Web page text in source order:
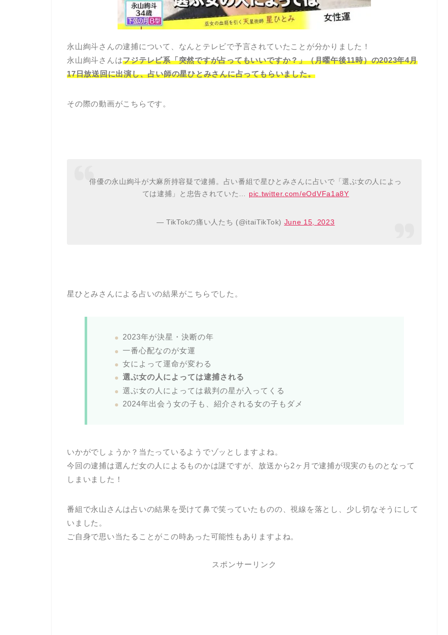
永山絢斗さんの逮捕について、なんとテレビで予言されていたことが分かりました！
永山絢斗さんはフジテレビ系「突然ですが占ってもいいですか？」（月曜午後11時）の2023年4月
17日放送回に出演し、占い師の星ひとみさんに占ってもらいました。
その際の動画がこちらです。
俳優の永山絢斗が大麻所持容疑で逮捕。占い番組で星ひとみさんに占いで「選ぶ女の人によっ
ては逮捕」と忠告されていた… pic.twitter.com/eOdVFa1a8Y
— TikTokの痛い人たち (@itaiTikTok) June 15, 2023
星ひとみさんによる占いの結果がこちらでした。
2023年が決星・決断の年
一番心配なのが女運
女によって運命が変わる
選ぶ女の人によっては逮捕される
選ぶ女の人によっては裁判の星が入ってくる
2024年出会う女の子も、紹介される女の子もダメ
いかがでしょうか？当たっているようでゾッとしますよね。
今回の逮捕は選んだ女の人によるものかは謎ですが、放送から2ヶ月で逮捕が現実のものとなって
しまいました！
番組で永山さんは占いの結果を受けて鼻で笑っていたものの、視線を落とし、少し切なそうにして
いました。
ご自身で思い当たることがこの時あった可能性もありますよね。
スポンサーリンク